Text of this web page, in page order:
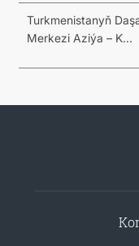
Turkmenistanyň
Merkezi Aziýa – K...